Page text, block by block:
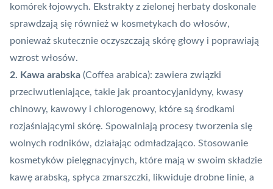
komórek łojowych. Ekstrakty z zielonej herbaty doskonale
sprawdzają się również w kosmetykach do włosów,
ponieważ skutecznie oczyszczają skórę głowy i poprawiają
wzrost włosów.
2. Kawa arabska (Coffea arabica): zawiera związki
przeciwutleniające, takie jak proantocyjanidyny, kwasy
chinowy, kawowy i chlorogenowy, które są środkami
rozjaśniającymi skórę. Spowalniają procesy tworzenia się
wolnych rodników, działając odmładzająco. Stosowanie
kosmetyków pielęgnacyjnych, które mają w swoim składzie
kawę arabską, spłyca zmarszczki, likwiduje drobne linie, a